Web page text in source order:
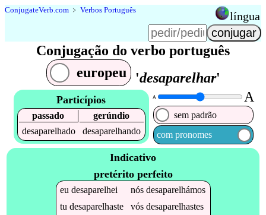
ConjugateVerb.com ﹥ Verbos Português língua
Conjugação do verbo português
europeu
'desaparelhar'
Particípios
passado
gerúndio
desaparelhado
desaparelhando
A A
sem padrão
com pronomes
Indicativo
pretérito perfeito
eudesaparelhei nósdesaparelhámos
tudesaparelhaste vósdesaparelhastes